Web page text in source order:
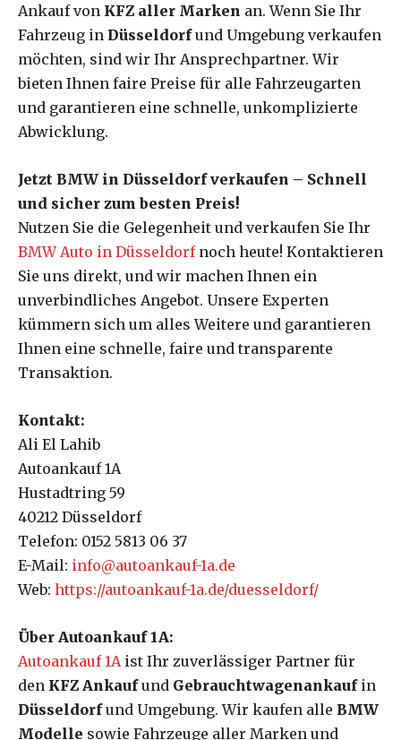
Ankauf von KFZ aller Marken an. Wenn Sie Ihr
Fahrzeug in Düsseldorfund Umgebung verkaufen
möchten, sind wir Ihr Ansprechpartner. Wir
bieten Ihnen faire Preise für alle Fahrzeugarten
und garantieren eine schnelle, unkomplizierte
Abwicklung.
Jetzt BMW in Düsseldorf verkaufen – Schnell
und sicher zum besten Preis!
Nutzen Sie die Gelegenheit und verkaufen Sie Ihr
BMW Auto in Düsseldorfnoch heute! Kontaktieren
Sie uns direkt, und wir machen Ihnen ein
unverbindliches Angebot. Unsere Experten
kümmern sich um alles Weitere und garantieren
Ihnen eine schnelle, faire und transparente
Transaktion.
Kontakt:
Ali El Lahib
Autoankauf 1A
Hustadtring 59
40212 Düsseldorf
Telefon: 0152 5813 06 37
E-Mail: info@autoankauf-1a.de
Web: https://autoankauf-1a.de/duesseldorf/
Über Autoankauf 1A:
Autoankauf 1A ist Ihr zuverlässiger Partner für
den KFZ Ankaufund Gebrauchtwagenankaufin
Düsseldorfund Umgebung. Wir kaufen alle BMW
Modelle sowie Fahrzeuge aller Marken und